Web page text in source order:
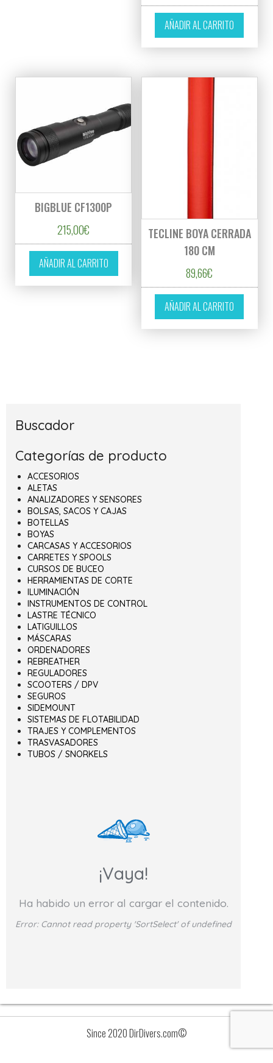
AÑADIR AL CARRITO
BIGBLUE CF1300P
215,00€
AÑADIR AL CARRITO
TECLINE BOYA CERRADA
180 CM
89,66€
AÑADIR AL CARRITO
Buscador
Categorías de producto
ACCESORIOS
ALETAS
ANALIZADORES Y SENSORES
BOLSAS, SACOS Y CAJAS
BOTELLAS
BOYAS
CARCASAS Y ACCESORIOS
CARRETES Y SPOOLS
CURSOS DE BUCEO
HERRAMIENTAS DE CORTE
ILUMINACIÓN
INSTRUMENTOS DE CONTROL
LASTRE TÉCNICO
LATIGUILLOS
MÁSCARAS
ORDENADORES
REBREATHER
REGULADORES
SCOOTERS / DPV
SEGUROS
SIDEMOUNT
SISTEMAS DE FLOTABILIDAD
TRAJES Y COMPLEMENTOS
TRASVASADORES
TUBOS / SNORKELS
¡Vaya!
Ha habido un error al cargar el contenido.
Error: Cannot read property 'SortSelect' of undefined
Since 2020 DirDivers.com©